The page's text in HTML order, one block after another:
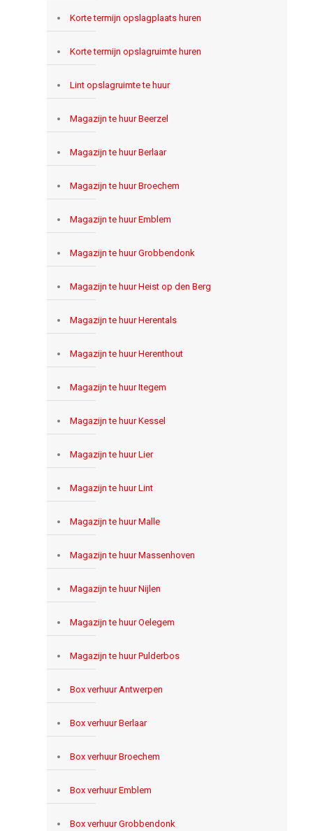
Korte termijn opslagplaats huren
Korte termijn opslagruimte huren
Lint opslagruimte te huur
Magazijn te huur Beerzel
Magazijn te huur Berlaar
Magazijn te huur Broechem
Magazijn te huur Emblem
Magazijn te huur Grobbendonk
Magazijn te huur Heist op den Berg
Magazijn te huur Herentals
Magazijn te huur Herenthout
Magazijn te huur Itegem
Magazijn te huur Kessel
Magazijn te huur Lier
Magazijn te huur Lint
Magazijn te huur Malle
Magazijn te huur Massenhoven
Magazijn te huur Nijlen
Magazijn te huur Oelegem
Magazijn te huur Pulderbos
Box verhuur Antwerpen
Box verhuur Berlaar
Box verhuur Broechem
Box verhuur Emblem
Box verhuur Grobbendonk